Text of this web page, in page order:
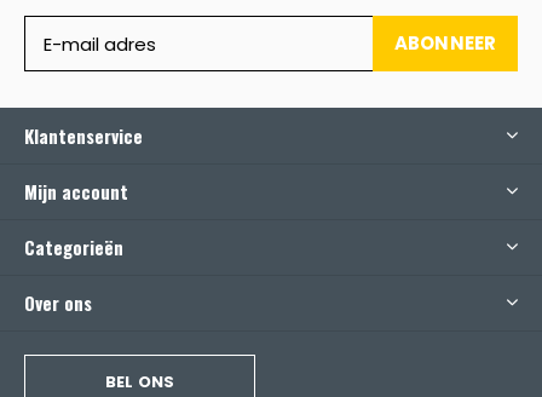
ABONNEER
Klantenservice
Mijn account
Categorieën
Over ons
BEL ONS